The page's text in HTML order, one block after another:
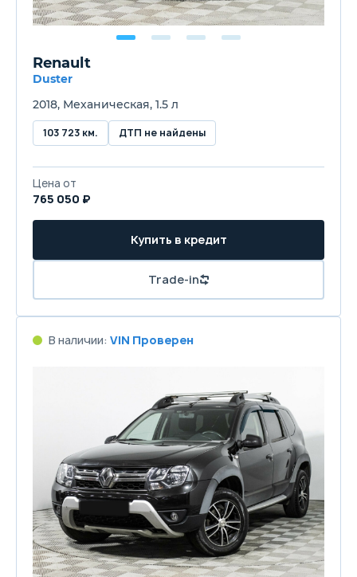
Renault
Duster
2018, Механическая, 1.5 л
103 723 км. ДТП не найдены
Цена от
765 050 ₽
Купить в кредит
Trade-in
В наличии: VIN Проверен